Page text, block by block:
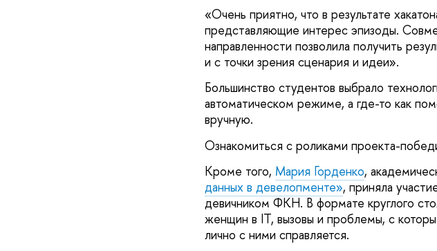
«Очень приятно, что в результате
представляющие интерес эпизоды.
направленности позволила получить
и с точки зрения сценария и идеи».
Большинство студентов выбрало
автоматическом режиме, а где-то как
вручную.
Ознакомиться с роликами проекта-
Кроме того, Мария Горденко,
данных в девелопменте», приняла
девичником ФКН. В формате круглого
женщин в IT, вызовы и проблемы, с
лично с ними справляется.